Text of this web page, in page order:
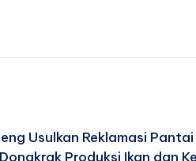
Usulkan Reklamasi
Dongkrak Produksi Ikan dan